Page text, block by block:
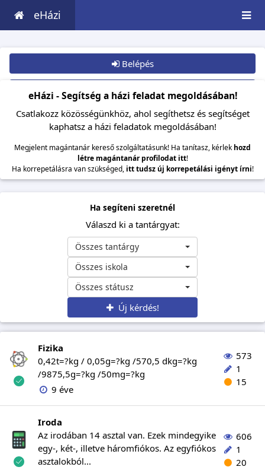
eHázi
Belépés
Csatlakozom
eHázi - Segítség a házi feladat megoldásában!
Csatlakozz közösségünkhöz, ahol segíthetsz és segítséget
kaphatsz a házi feladatok megoldásában!
Megjelent magántanár kereső szolgáltatásunk! Ha tanítasz, kérlek hozd
létre magántanár profilodat itt!
Ha korrepetálásra van szükséged, itt tudsz új korrepetálási igényt írni!
Ha segíteni szeretnél
Válaszd ki a tantárgyat:
Összes tantárgy
Összes iskola
Összes státusz
Új kérdés!
Fizika
0,42t=?kg / 0,05g=?kg /570,5 dkg=?kg
/9875,5g=?kg /50mg=?kg
9 éve
573
1
15
Iroda
Az irodában 14 asztal van. Ezek mindegyike
egy-, két-, illetve háromfiókos. Az egyfiókos
asztalokból...
606
1
20